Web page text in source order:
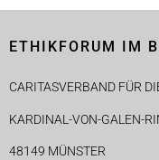
ETHIKFORUM IM
CARITASVERBAND FÜR
KARDINAL-VON-GALEN-
48149 MÜNSTER